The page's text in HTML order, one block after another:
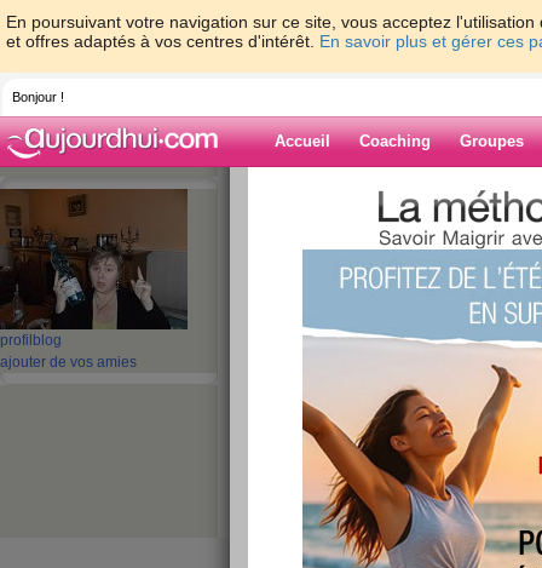
En poursuivant votre navigation sur ce site, vous acceptez
et offres adaptés à vos centres d'intérêt. En savoir plus et gérer ces
Bonjour !
Accueil Coaching Groupes
profil blog
ajouter de vos amies
>
>
6 ......////WEEK-END CHARGÈ ....
Blog de
BONJOUR MES
PESÈEE ...........J-
END CHARGÈ ....
publié le 21/02/2009 à 09:02